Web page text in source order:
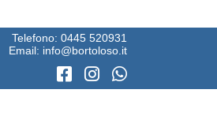
Telefono: 0445 520931
Email: info@bortoloso.it